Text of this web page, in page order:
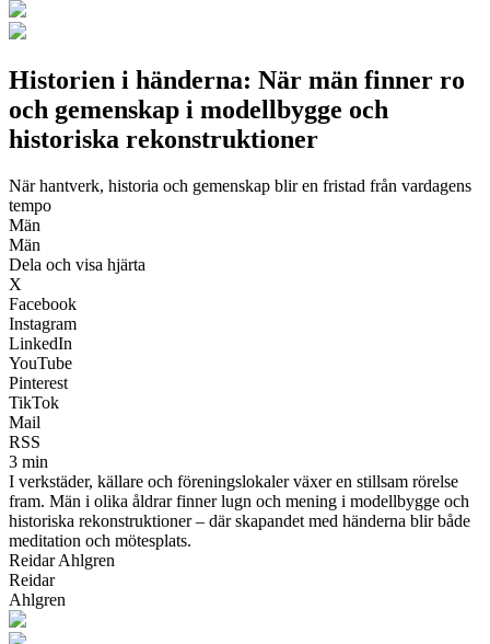
Historien i händerna: När män finner ro
och gemenskap i modellbygge och
historiska rekonstruktioner
När hantverk, historia och gemenskap blir en fristad från vardagens
tempo
Män
Män
Dela och visa hjärta
X
Facebook
Instagram
LinkedIn
YouTube
Pinterest
TikTok
Mail
RSS
3 min
I verkstäder, källare och föreningslokaler växer en stillsam rörelse
fram. Män i olika åldrar finner lugn och mening i modellbygge och
historiska rekonstruktioner – där skapandet med händerna blir både
meditation och mötesplats.
Reidar Ahlgren
Reidar
Ahlgren